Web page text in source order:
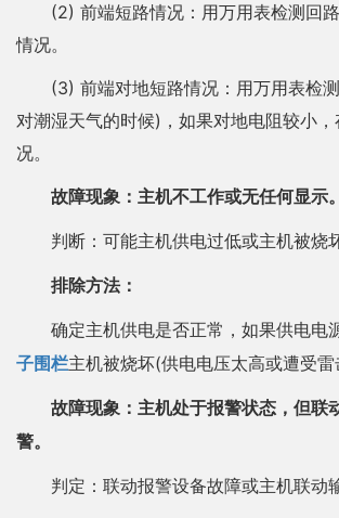
(2) 前端短路情况：用万用表检测回
情况。
(3) 前端对地短路情况：用万用表检
对潮湿天气的时候)，如果对地电阻较小
况。
故障现象：主机不工作或无任何显示。
判断：可能主机供电过低或主机被烧
排除方法：
确定主机供电是否正常，如果供电电
子围栏主机被烧坏(供电电压太高或遭受雷
故障现象：主机处于报警状态，但联
警。
判定：联动报警设备故障或主机联动